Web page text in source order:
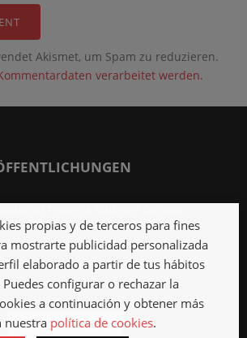
Akismet, um Spam zu reduzieren.
verarbeitet werden.
2018
in Las Eras, Schlosser 24 Stunden
2018
propias y de terceros para fines
mostrarte publicidad personalizada
elaborado a partir de tus hábitos
configurar o rechazar la
a continuación y obtener más
nuestra política de cookies.